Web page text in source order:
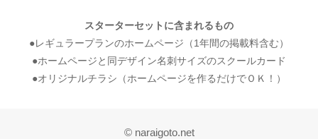
スターターセットに含まれるもの
●レギュラープランのホームページ（1年間の掲載料含む）
●ホームページと同デザイン名刺サイズのスクールカード
●オリジナルチラシ（ホームページを作るだけでＯＫ！）
© naraigoto.net